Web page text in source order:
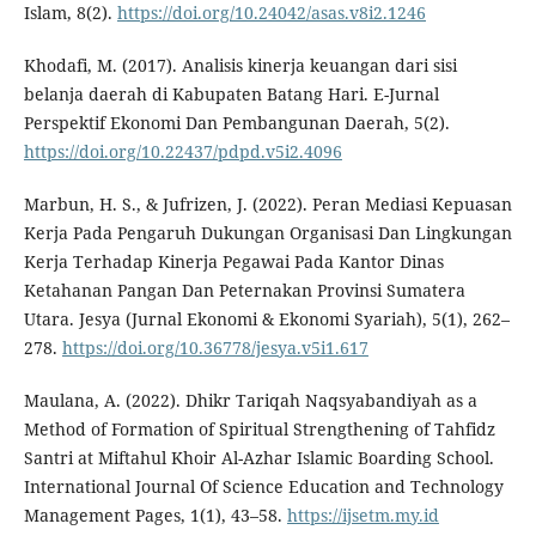
Islam, 8(2). https://doi.org/10.24042/asas.v8i2.1246
Khodafi, M. (2017). Analisis kinerja keuangan dari sisi
belanja daerah di Kabupaten Batang Hari. E-Jurnal
Perspektif Ekonomi Dan Pembangunan Daerah, 5(2).
https://doi.org/10.22437/pdpd.v5i2.4096
Marbun, H. S., & Jufrizen, J. (2022). Peran Mediasi Kepuasan
Kerja Pada Pengaruh Dukungan Organisasi Dan Lingkungan
Kerja Terhadap Kinerja Pegawai Pada Kantor Dinas
Ketahanan Pangan Dan Peternakan Provinsi Sumatera
Utara. Jesya (Jurnal Ekonomi & Ekonomi Syariah), 5(1), 262–
278. https://doi.org/10.36778/jesya.v5i1.617
Maulana, A. (2022). Dhikr Tariqah Naqsyabandiyah as a
Method of Formation of Spiritual Strengthening of Tahfidz
Santri at Miftahul Khoir Al-Azhar Islamic Boarding School.
International Journal Of Science Education and Technology
Management Pages, 1(1), 43–58. https://ijsetm.my.id